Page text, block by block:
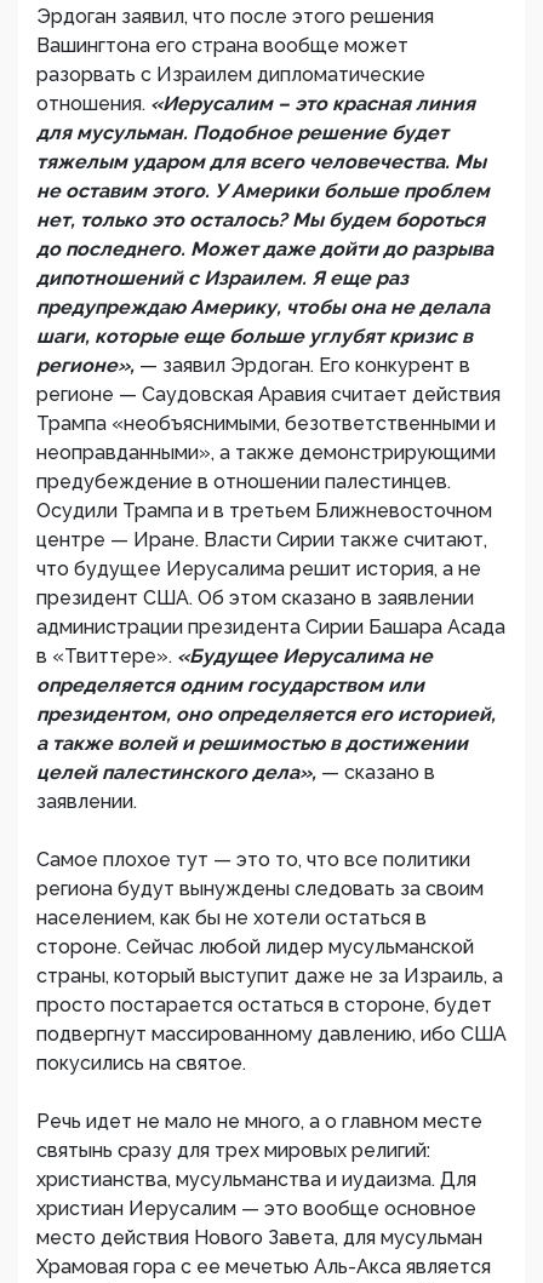
Эрдоган заявил, что после этого решения
Вашингтона его страна вообще может
разорвать с Израилем дипломатические
отношения. «Иерусалим – это красная линия
для мусульман. Подобное решение будет
тяжелым ударом для всего человечества. Мы
не оставим этого. У Америки больше проблем
нет, только это осталось? Мы будем бороться
до последнего. Может даже дойти до разрыва
дипотношений с Израилем. Я еще раз
предупреждаю Америку, чтобы она не делала
шаги, которые еще больше углубят кризис в
регионе», — заявил Эрдоган. Его конкурент в
регионе — Саудовская Аравия считает действия
Трампа «необъяснимыми, безответственными и
неоправданными», а также демонстрирующими
предубеждение в отношении палестинцев.
Осудили Трампа и в третьем Ближневосточном
центре — Иране. Власти Сирии также считают,
что будущее Иерусалима решит история, а не
президент США. Об этом сказано в заявлении
администрации президента Сирии Башара Асада
в «Твиттере». «Будущее Иерусалима не
определяется одним государством или
президентом, оно определяется его историей,
а также волей и решимостью в достижении
целей палестинского дела», — сказано в
заявлении.
Самое плохое тут — это то, что все политики
региона будут вынуждены следовать за своим
населением, как бы не хотели остаться в
стороне. Сейчас любой лидер мусульманской
страны, который выступит даже не за Израиль, а
просто постарается остаться в стороне, будет
подвергнут массированному давлению, ибо США
покусились на святое.
Речь идет не мало не много, а о главном месте
святынь сразу для трех мировых религий:
христианства, мусульманства и иудаизма. Для
христиан Иерусалим — это вообще основное
место действия Нового Завета, для мусульман
Храмовая гора с ее мечетью Аль-Акса является